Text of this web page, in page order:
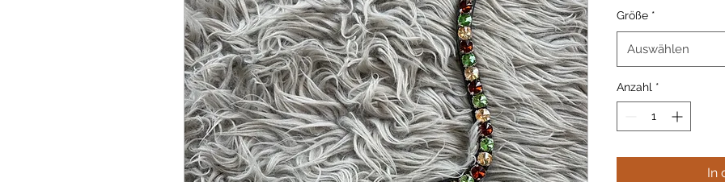
Größe *
Auswählen
Anzahl *
In